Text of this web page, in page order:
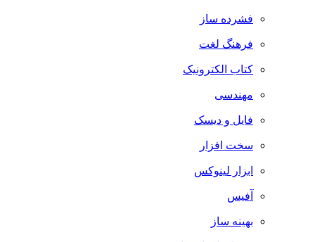
فشرده ساز
فرهنگ لغت
کتاب الکترونیک
مهندسی
فایل و دیسک
سخت افزار
ابزار لینوکس
آفیس
بهینه ساز